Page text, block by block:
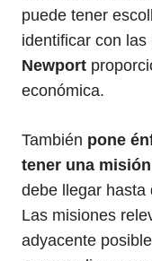
puede tener
identificar con
Newport
económica.
También pone
tener una
debe llegar hasta
Las misiones
adyacente